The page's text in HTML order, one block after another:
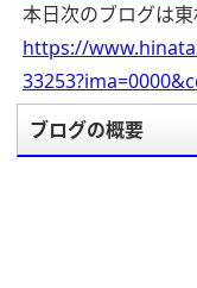
本日次のブログは東
https://
ブログの概要